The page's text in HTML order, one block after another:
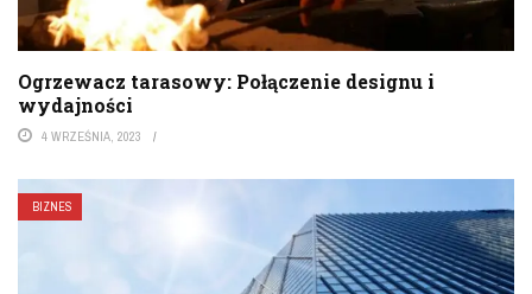
Ogrzewacz tarasowy: Połączenie designu i
wydajności
4 WRZEŚNIA, 2023
BIZNES